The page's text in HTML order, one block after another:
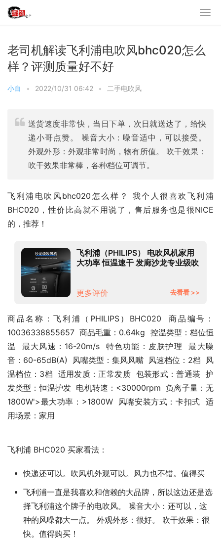
老司机解读飞利浦电吹风bhc020怎么
样？评测质量好不好
小白 • 2022/10/31 06:42 • 二手电吹风
送货速度非常快，当日下单，次日就送达了，给快
递小哥点赞。 噪音大小：噪音适中，可以接受。
外观外形：外观非常时尚，物有所值。 吹干效果：
吹干效果非常棒，各种档位可调节。
飞利浦电吹风bhc020怎么样？ 我个人很喜欢飞利浦
BHC020，性价比高就不用说了，售后服务也是很NICE
的，推荐！
飞利浦（PHILIPS） 电吹风机家用
大功率 恒温速干 发廊沙龙专业级吹
更多评价
去看看 >>
商品名称：飞利浦（PHILIPS）BHC020  商品编号：
10036338855657  商品毛重：0.64kg  控温类型：档位恒
温  最大风速：16-20m/s  特色功能：皮肤护理  最大噪
音：60-65dB(A)  风嘴类型：集风风嘴  风速档位：2档  风
温档位：3档  适用发质：正常发质  包装形式：普通装  护
发类型：恒温护发  电机转速：<30000rpm  负离子量：无
1800W'>最大功率：>1800W  风嘴安装方式：卡扣式  适
用场景：家用
飞利浦 BHC020 买家看法：
快递还可以。吹风机外观可以。风力也不错。值得买
飞利浦一直是我喜欢和信赖的大品牌，所以这边还是选
择飞利浦这个牌子的电吹风。 噪音大小：还可以，这
种的风噪都大一点。 外观外形：很好。 吹干效果：很
快。值得购买！